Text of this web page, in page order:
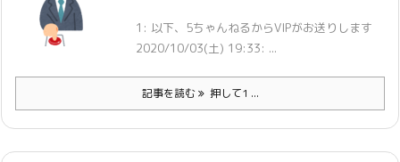
1: 以下、5ちゃんねるからVIPがお送りします
2020/10/03(土) 19:33: ...
記事を読む 押して1 ...